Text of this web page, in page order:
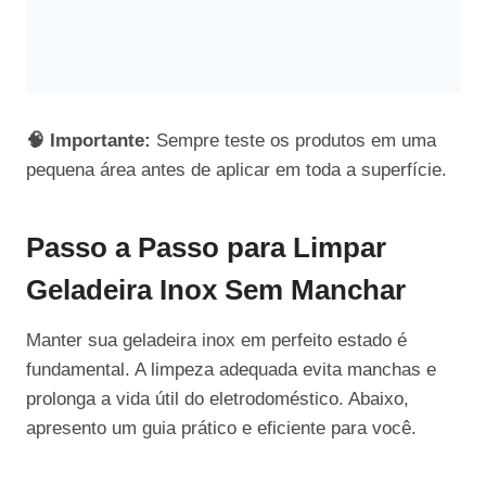
🧠 Importante: Sempre teste os produtos em uma
pequena área antes de aplicar em toda a superfície.
Passo a Passo para Limpar
Geladeira Inox Sem Manchar
Manter sua geladeira inox em perfeito estado é
fundamental. A limpeza adequada evita manchas e
prolonga a vida útil do eletrodoméstico. Abaixo,
apresento um guia prático e eficiente para você.